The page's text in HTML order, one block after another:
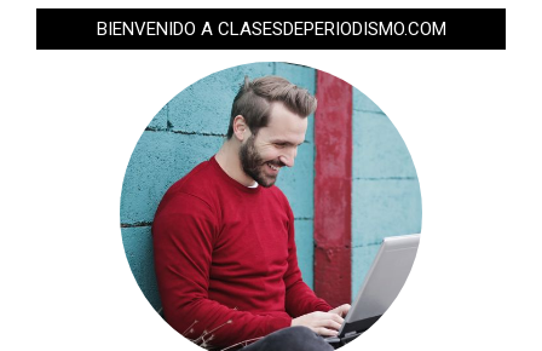
BIENVENIDO A CLASESDEPERIODISMO.COM